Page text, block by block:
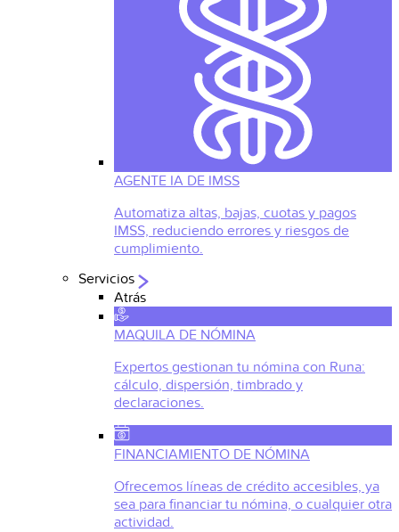
AGENTE IA DE IMSS
Automatiza altas, bajas, cuotas y pagos
IMSS, reduciendo errores y riesgos de
cumplimiento.
Servicios
Atrás
MAQUILA DE NÓMINA
Expertos gestionan tu nómina con Runa:
cálculo, dispersión, timbrado y
declaraciones.
FINANCIAMIENTO DE NÓMINA
Ofrecemos líneas de crédito accesibles, ya
sea para financiar tu nómina, o cualquier otra
actividad.